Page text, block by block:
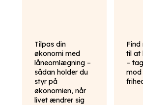
Tilpas din
økonomi med
låneomlægning –
sådan holder du
styr på
økonomien, når
livet ændrer sig
Find
til at
–
mod